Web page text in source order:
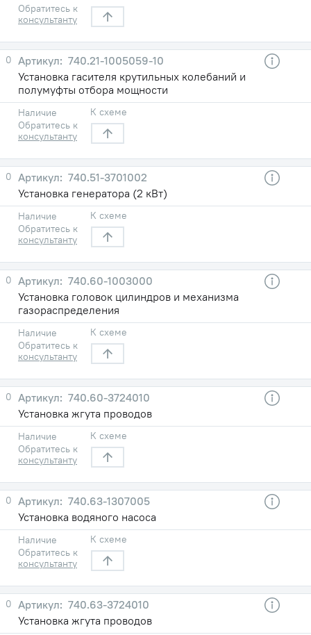
Обратитесь к
консультанту
0
740.21-1005059-10
Установка гасителя крутильных колебаний и
полумуфты отбора мощности
Наличие
Обратитесь к
консультанту
К схеме
0
740.51-3701002
Установка генератора (2 кВт)
Наличие
Обратитесь к
консультанту
К схеме
0
740.60-1003000
Установка головок цилиндров и механизма
газораспределения
Наличие
Обратитесь к
консультанту
К схеме
0
740.60-3724010
Установка жгута проводов
Наличие
Обратитесь к
консультанту
К схеме
0
740.63-1307005
Установка водяного насоса
Наличие
Обратитесь к
консультанту
К схеме
0
740.63-3724010
Установка жгута проводов